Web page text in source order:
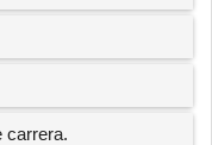
carrera.